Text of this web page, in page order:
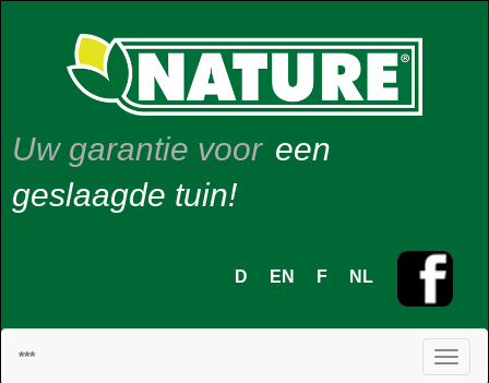
Uw garantie voor een
geslaagde tuin!
D EN F NL
***